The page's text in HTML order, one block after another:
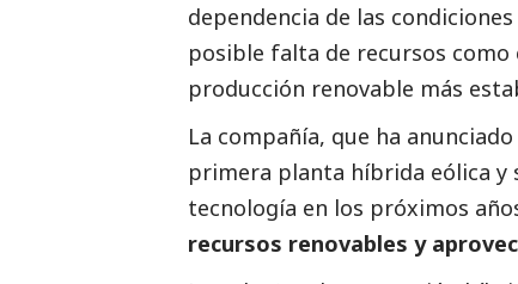
dependencia de las
posible falta de recursos
producción renovable más
La compañía, que ha
primera planta híbrida eólica y
tecnología en los próximos
recursos renovables y